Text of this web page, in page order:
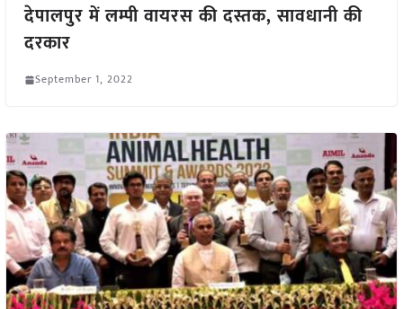
देपालपुर में लम्पी वायरस की दस्तक, सावधानी की
दरकार
September 1, 2022